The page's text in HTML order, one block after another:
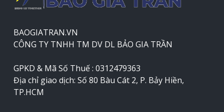
BAOGIATRAN.VN
CÔNG TY TNHH TM DV DL BẢO GIA TRẦN
GPKD & Mã Số Thuế : 0312479363
Địa chỉ giao dịch: Số 80 Bàu Cát 2, P. Bảy Hiền,
TP.HCM